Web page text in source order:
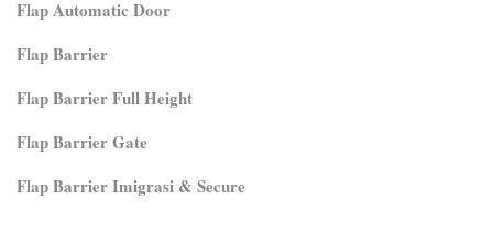
Flap Automatic Door
Flap Barrier
Flap Barrier Full Height
Flap Barrier Gate
Flap Barrier Imigrasi & Secure